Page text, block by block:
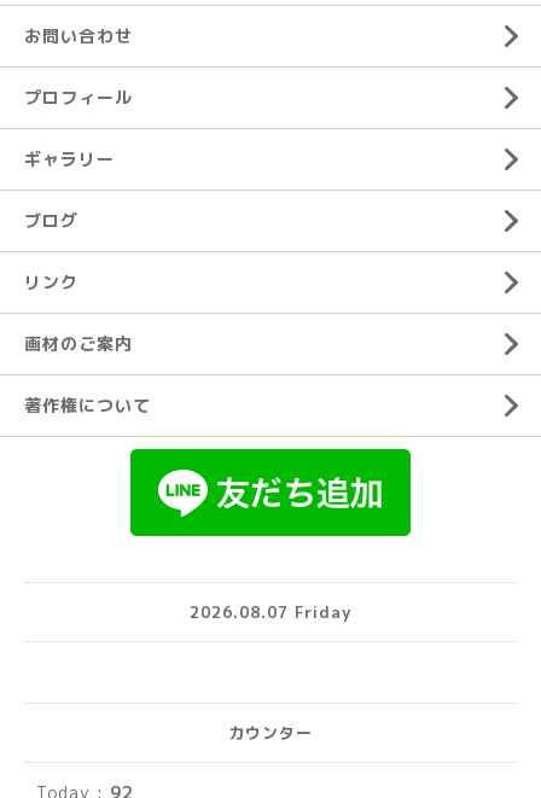
お問い合わせ
プロフィール
ギャラリー
ブログ
リンク
画材のご案内
著作権について
2026.08.07 Friday
カウンター
Today : 92